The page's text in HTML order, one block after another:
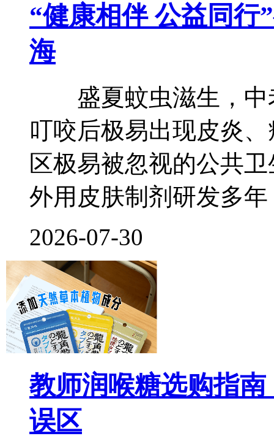
“健康相伴 公益同
海
盛夏蚊虫滋生，中
叮咬后极易出现皮炎
区极易被忽视的公共
外用皮肤制剂研发多年
2026-07-30
教师润喉糖选购指
误区